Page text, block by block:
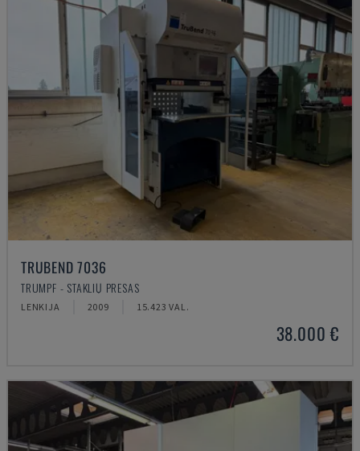
TRUBEND 7036
TRUMPF - STAKLIŲ PRESAS
LENKIJA 2009 15.423 VAL.
38.000 €